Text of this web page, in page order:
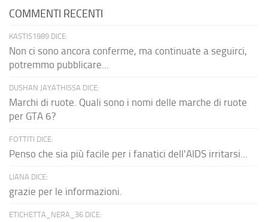
COMMENTI RECENTI
KASTIS1989 DICE:
Non ci sono ancora conferme, ma continuate a seguirci,
potremmo pubblicare...
DUSHAN JAYATHISSA DICE:
Marchi di ruote. Quali sono i nomi delle marche di ruote
per GTA 6?
FOTTITI DICE:
Penso che sia più facile per i fanatici dell'AIDS irritarsi...
LIANA DICE:
grazie per le informazioni.
ETICHETTA_NERA_36 DICE: